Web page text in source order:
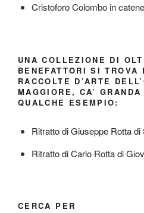
Cristoforo Colombo in
UNA COLLEZIONE DI
BENEFATTORI SI TROVA
RACCOLTE D’ARTE
MAGGIORE, CA’
QUALCHE ESEMPIO:
Ritratto di Giuseppe Rotta
Ritratto di Carlo Rotta di
CERCA PER